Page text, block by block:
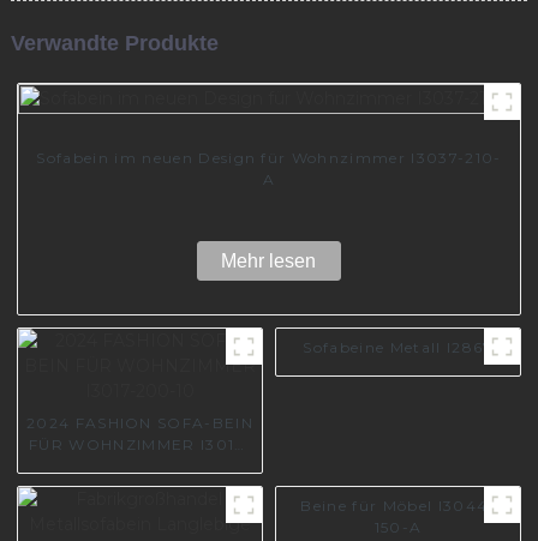
Verwandte Produkte
Sofabein im neuen Design für Wohnzimmer I3037-210-
A
Mehr lesen
2024 FASHION SOFA-BEIN
FÜR WOHNZIMMER I3017-
Sofabeine Metall I2867
Beine für Möbel I3044-
150-A